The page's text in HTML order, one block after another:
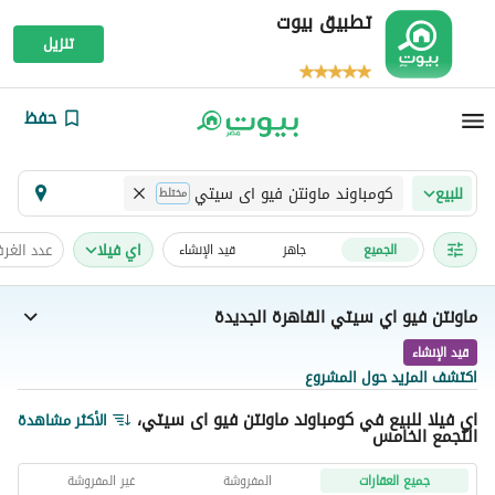
تطبيق بيوت
تنزيل
حفظ
للبيع كومباوند ماونتن فيو اى سيتي مختلط
الجميع جاهز قيد الإنشاء اي فيلا عدد
ماونتن فيو اي سيتي القاهرة الجديدة
قيد الإنشاء
اكتشف المزيد حول المشروع
اي فيلا للبيع في كومباوند ماونتن فيو اى سيتي،
التجمع الخامس الأكثر مشاهدة
جميع العقارات المفروشة غير المفروشة